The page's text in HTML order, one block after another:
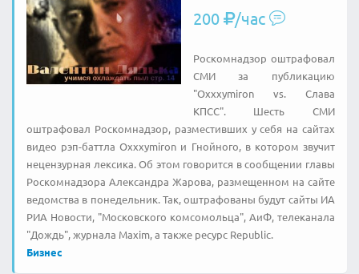
200 /час
Роскомнадзор оштрафовал
СМИ за публикацию
"Oxxxymiron vs. Слава
КПСС". Шесть СМИ
оштрафовал Роскомнадзор, разместивших у себя на сайтах
видео рэп-баттла Oxxxymiron и Гнойного, в котором звучит
нецензурная лексика. Об этом говорится в сообщении главы
Роскомнадзора Александра Жарова, размещенном на сайте
ведомства в понедельник. Так, оштрафованы будут сайты ИА
РИА Новости, "Московского комсомольца", АиФ, телеканала
"Дождь", журнала Maxim, а также ресурс Republic.
Бизнес